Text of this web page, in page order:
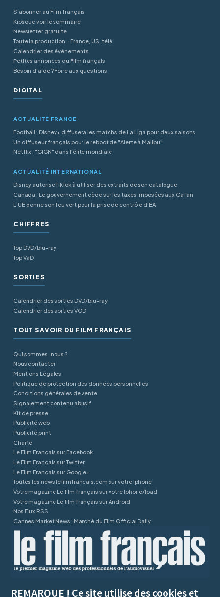
S'abonner au Film français
Kiosque voir le sommaire
Newsletter gratuite
Toute la production - France, US, télé
Calendrier des événements
Petites annonces du Film français
Besoin d'aide ? Foire aux questions
DIGITAL
ACTUALITÉ FRANCE
Football : Disney+ diffusera les matchs de La Liga pour deux saisons
Un diffuseur français pour le reboot de "Alerte à Malibu"
Netflix : "GIGN" dans l'élite mondiale
ACTUALITÉ INTERNATIONAL
Disney autorise TikTok à utiliser des extraits de son catalogue
Canada : Le gouvernement cède sur les taxes imposées aux Gafan
L’UE donne son feu vert pour la prise de contrôle d’EA
CHIFFRES
Top DVD/blu-ray
Top VàD
SORTIES
Calendrier des sorties DVD/blu-ray
Calendrier des sorties VOD
TOUT SAVOIR DU FILM FRANÇAIS
Qui sommes-nous ?
Nous contacter
Mentions Légales
Politique de protection des données personnelles
Conditions générales de vente
Signalement contenu abusif
Kit de presse
Publicité web
Publicité print
Charte
Le Film Français sur Facebook
Le Film Français sur Twitter
Le Film Français sur Google+
Toutes les news lefilmfrancais.com sur votre Iphone
Votre magazine Le film français sur votre Iphone/Ipad
Votre magazine Le film français sur Android
Nos Flux RSS
Cannes Market News : Marché du Film Official Daily
REMARQUE ! Ce site utilise des cookies et